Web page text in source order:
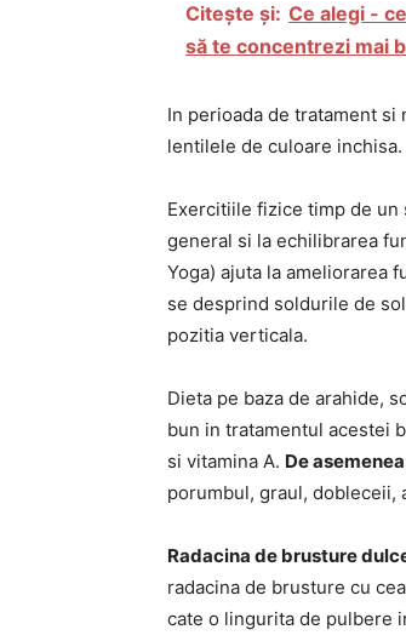
Citește și: Ce alegi -
să te concentrezi mai
In perioada de tratament
lentilele de culoare inchisa.
Exercitiile fizice timp de un
general si la echilibrarea
Yoga) ajuta la ameliorarea
se desprind soldurile de
pozitia verticala.
Dieta pe baza de arahide,
bun in tratamentul acestei
si vitamina A. De
porumbul, graul, dobleceii,
Radacina de brusture
radacina de brusture cu
cate o lingurita de pulbere